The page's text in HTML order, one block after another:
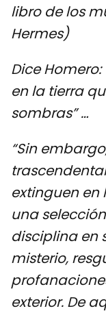
libro de los
Hermes)
Dice
en la tierra
sombras” …
“Sin
extinguen
una
disciplina en
misterio,
exterior. De